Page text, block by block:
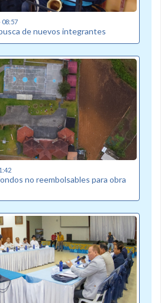
08:57
de nuevos integrantes
no reembolsables para obra